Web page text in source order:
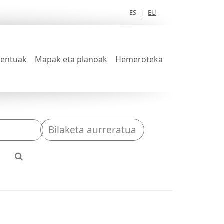
ES | EU
Mapak eta planoak Hemeroteka
Bilaketa aurreratua